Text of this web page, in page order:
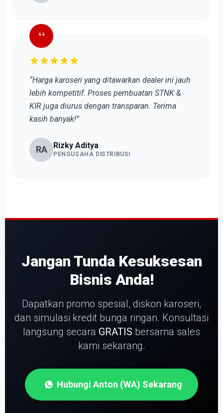
“
“Harga karoseri yang ditawarkan dealer ini jauh
lebih kompetitif. Proses pembuatan STNK &
KIR juga diurus dengan transparan. Terima
kasih banyak!”
RA Rizky Aditya
PENGUSAHA DISTRIBUSI
Jangan Tunda Kesuksesan
Bisnis Anda!
Dapatkan promo spesial, diskon karoseri,
dan simulasi kredit bunga ringan. Konsultasi
langsung secara GRATIS bersama sales
kami sekarang.
Hubungi Anton (WA) Sekarang